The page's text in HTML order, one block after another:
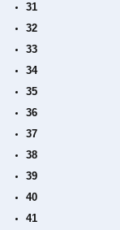
31
32
33
34
35
36
37
38
39
40
41